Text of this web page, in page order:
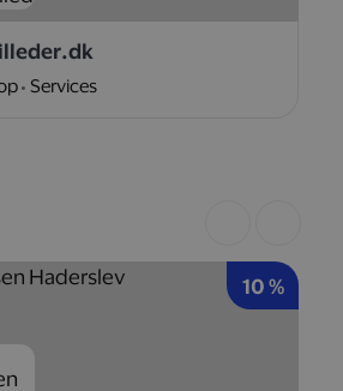
Services
10 %